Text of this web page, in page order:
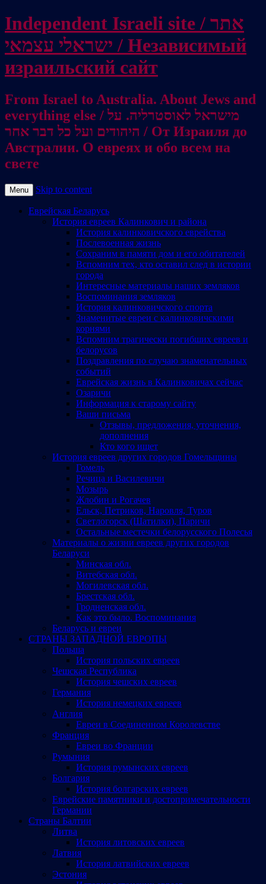
Independent Israeli site / אתר
ישראלי עצמאי / Независимый
израильский сайт
From Israel to Australia. About Jews and
everything else / מישראל לאוסטרליה. על
היהודים ועל כל דבר אחר / От Израиля до
Австралии. О евреях и обо всем на
свете
Menu Skip to content
Еврейская Беларусь
История евреев Калинкович и района
История калинковичского еврейства
Послевоенная жизнь
Сохраним в памяти дом и его обитателей
Вспомним тех, кто оставил след в истории
города
Интересные материалы наших земляков
Воспоминания земляков
История калинковичского спорта
Знаменитые евреи с калинковичскими
корнями
Вспомним трагически погибших евреев и
белорусов
Поздравления по случаю знаменательных
событий
Еврейская жизнь в Калинковичах сейчас
Озаричи
Информация к старому сайту
Ваши письма
Отзывы, предложения, уточнения,
дополнения
Кто кого ищет
История евреев других городов Гомельщины
Гомель
Речица и Василевичи
Мозырь
Жлобин и Рогачев
Ельск, Петриков, Наровля, Туров
Светлогорск (Шатилки), Паричи
Остальные местечки белорусского Полесья
Материалы о жизни евреев других городов
Беларуси
Минская обл.
Витебская обл.
Могилевская обл.
Брестская обл.
Гродненская обл.
Как это было. Воспоминания
Беларусь и евреи
СТРАНЫ ЗАПАДНОЙ ЕВРОПЫ
Польша
История польских евреев
Чешская Республика
История чешских евреев
Германия
История немецких евреев
Англия
Евреи в Соединенном Королевстве
Франция
Евреи во Франции
Румыния
История румынских евреев
Болгария
История болгарских евреев
Еврейские памятники и достопримечательности
Германии
Страны Балтии
Литва
История литовских евреев
Латвия
История латвийских евреев
Эстония